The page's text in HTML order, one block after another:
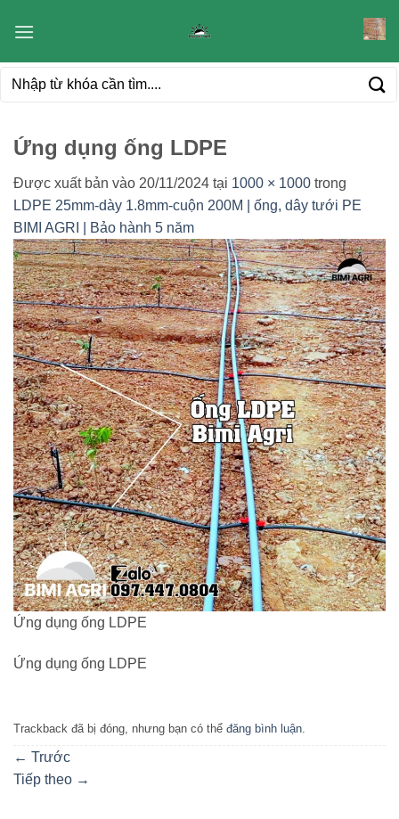
qua
dung
Tìm
Ứng dụng ống LDPE
Được xuất bản vào 20/11/2024 tại 1000 × 1000 trong
LDPE 25mm-dày 1.8mm-cuộn 200M | ống, dây tưới PE
BIMI AGRI | Bảo hành 5 năm
Ứng dụng ống LDPE
Ứng dụng ống LDPE
Trackback đã bị đóng, nhưng bạn có thể đăng bình luận.
← Trước
Tiếp theo →